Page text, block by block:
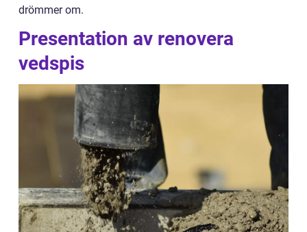
drömmer om.
Presentation av renovera
vedspis